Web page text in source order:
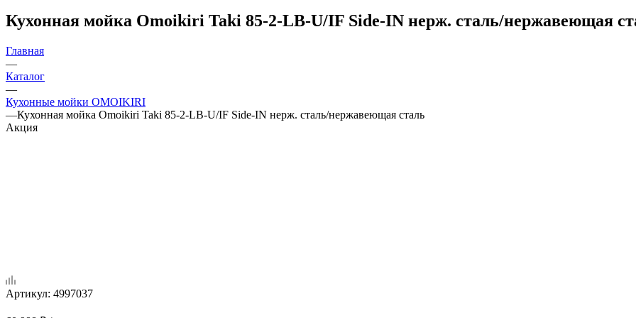
Кухонная мойка Omoikiri Taki 85-2-LB-U/IF Side-IN нерж. сталь/нержавеющая
Главная
—
Каталог
—
Кухонные мойки OMOIKIRI
—Кухонная мойка Omoikiri Taki 85-2-LB-U/IF Side-IN нерж. сталь/нержавеющая сталь
Акция
Артикул: 4997037